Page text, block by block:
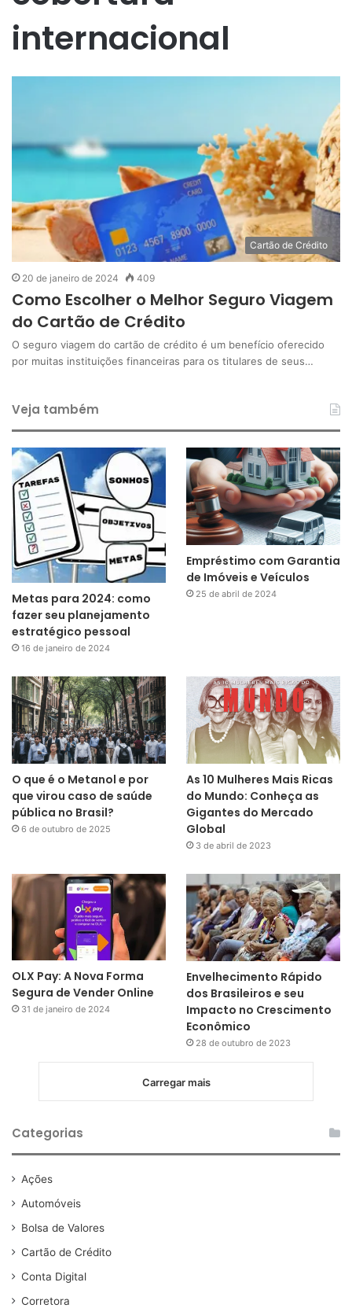
internacional
Cartão de Crédito
20 de janeiro de 2024 409
Como Escolher o Melhor Seguro Viagem
do Cartão de Crédito
O seguro viagem do cartão de crédito é um benefício oferecido
por muitas instituições financeiras para os titulares de seus…
Veja também
Metas para 2024: como
fazer seu planejamento
estratégico pessoal
16 de janeiro de 2024
Empréstimo com Garantia
de Imóveis e Veículos
25 de abril de 2024
O que é o Metanol e por
que virou caso de saúde
pública no Brasil?
6 de outubro de 2025
As 10 Mulheres Mais Ricas
do Mundo: Conheça as
Gigantes do Mercado
Global
3 de abril de 2023
OLX Pay: A Nova Forma
Segura de Vender Online
31 de janeiro de 2024
Envelhecimento Rápido
dos Brasileiros e seu
Impacto no Crescimento
Econômico
28 de outubro de 2023
Carregar mais
Categorias
Ações
Automóveis
Bolsa de Valores
Cartão de Crédito
Conta Digital
Corretora